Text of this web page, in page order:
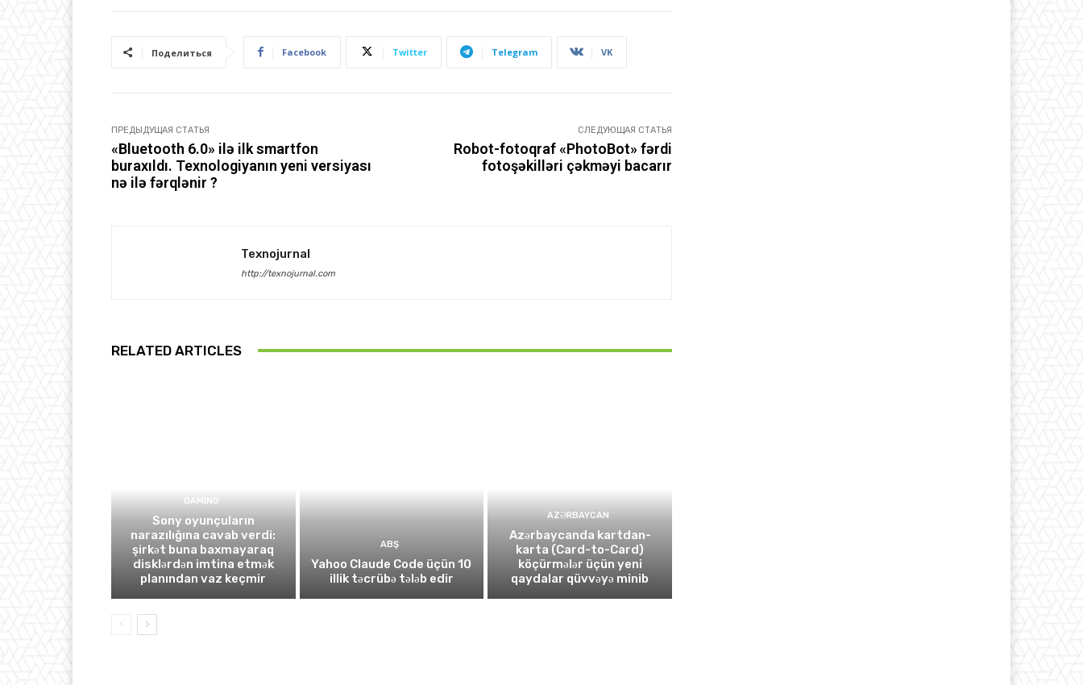
Поделиться Facebook Twitter Telegram VK
ПРЕДЫДУЩАЯ СТАТЬЯ
«Bluetooth 6.0» ilə ilk smartfon
buraxıldı. Texnologiyanın yeni versiyası
nə ilə fərqlənir ?
СЛЕДУЮЩАЯ СТАТЬЯ
Robot-fotoqraf «PhotoBot» fərdi
fotoşəkilləri çəkməyi bacarır
Texnojurnal
http://texnojurnal.com
RELATED ARTICLES
GAMING
Sony oyunçuların
narazılığına cavab verdi:
şirkət buna baxmayaraq
disklərdən imtina etmək
planından vaz keçmir
ABŞ
Yahoo Claude Code üçün 10
illik təcrübə tələb edir
AZƏRBAYCAN
Azərbaycanda kartdan-
karta (Card-to-Card)
köçürmələr üçün yeni
qaydalar qüvvəyə minib